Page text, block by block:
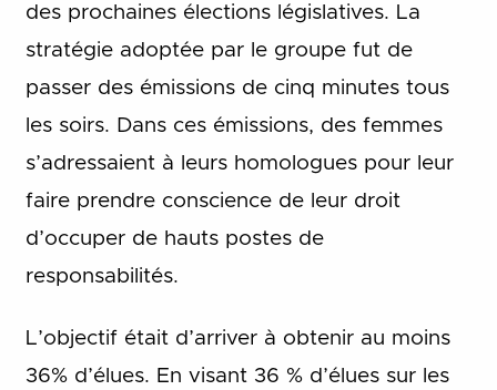
des prochaines élections législatives. La
stratégie adoptée par le groupe fut de
passer des émissions de cinq minutes tous
les soirs. Dans ces émissions, des femmes
s’adressaient à leurs homologues pour leur
faire prendre conscience de leur droit
d’occuper de hauts postes de
responsabilités.
L’objectif était d’arriver à obtenir au moins
36% d’élues. En visant 36 % d’élues sur les